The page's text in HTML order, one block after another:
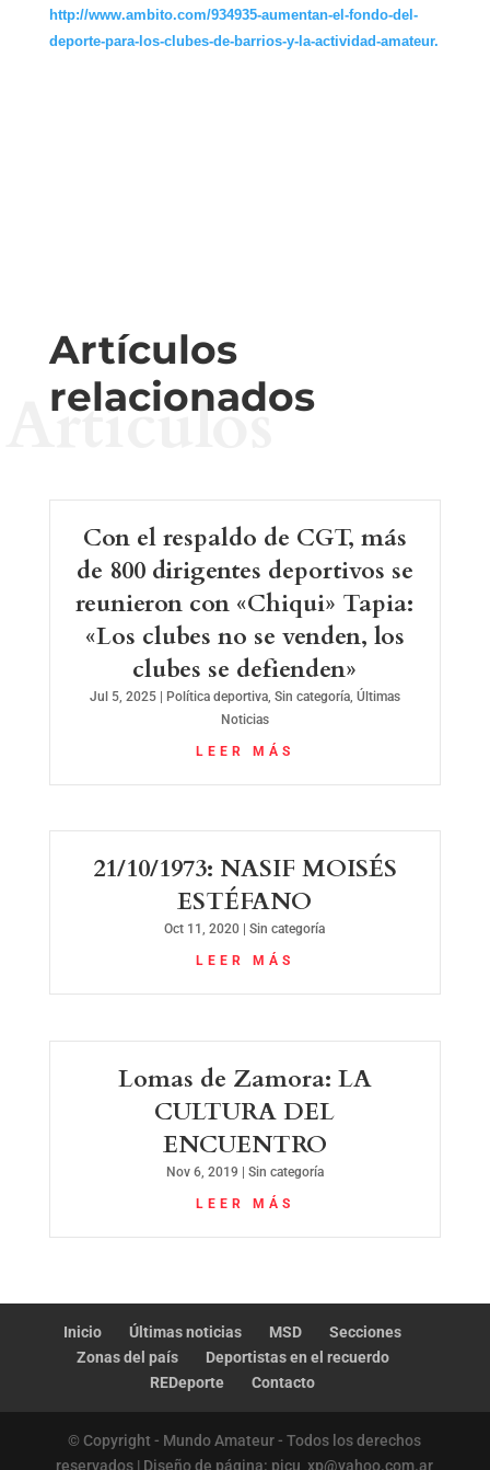
http://www.ambito.com/934935-aumentan-el-fondo-del-
deporte-para-los-clubes-de-barrios-y-la-actividad-amateur.
Artículos
relacionados
Artículos
Con el respaldo de CGT, más
de 800 dirigentes deportivos se
reunieron con «Chiqui» Tapia:
«Los clubes no se venden, los
clubes se defienden»
Jul 5, 2025| Política deportiva, Sin categoría, Últimas
Noticias
LEER MÁS
21/10/1973: NASIF MOISÉS
ESTÉFANO
Oct 11, 2020 |Sin categoría
LEER MÁS
Lomas de Zamora: LA
CULTURA DEL
ENCUENTRO
Nov 6, 2019 | Sin categoría
LEER MÁS
Inicio Últimas noticias MSD
Secciones
Zonas del país
Deportistas en el recuerdo
REDeporte
Contacto
© Copyright - Mundo Amateur - Todos los derechos
reservados | Diseño de página: picu_xp@yahoo.com.ar